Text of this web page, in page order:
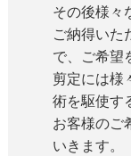
その後様々
ご納得いた
で、ご希望
剪定には様
術を駆使す
お客様のご
いきます。